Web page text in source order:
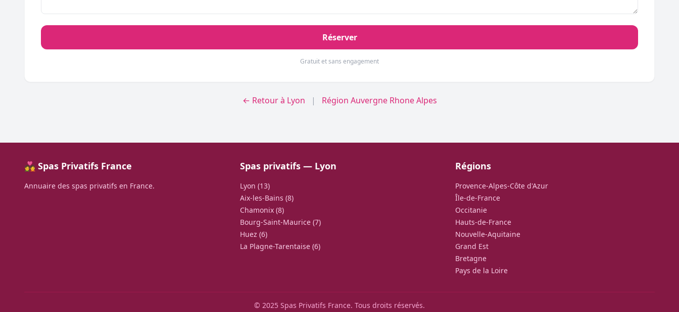
Réserver
Gratuit et sans engagement
← Retour à Lyon | Région Auvergne Rhone Alpes
💑 Spas Privatifs France
Annuaire des spas privatifs en France.
Spas privatifs — Lyon
Lyon (13)
Aix-les-Bains (8)
Chamonix (8)
Bourg-Saint-Maurice (7)
Huez (6)
La Plagne-Tarentaise (6)
Régions
Provence-Alpes-Côte d'Azur
Île-de-France
Occitanie
Hauts-de-France
Nouvelle-Aquitaine
Grand Est
Bretagne
Pays de la Loire
© 2025 Spas Privatifs France. Tous droits réservés.